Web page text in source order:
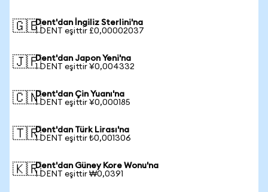
🇬🇧Dent'dan İngiliz Sterlini'na
1 DENT eşittir £0,00002037
🇯🇵Dent'dan Japon Yeni'na
1 DENT eşittir ¥0,004332
🇨🇳Dent'dan Çin Yuanı'na
1 DENT eşittir ¥0,000185
🇹🇷Dent'dan Türk Lirası'na
1 DENT eşittir ₺0,001306
🇰🇷Dent'dan Güney Kore Wonu'na
1 DENT eşittir ₩0,0391